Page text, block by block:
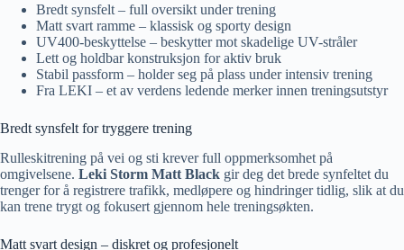
Bredt synsfelt – full oversikt under trening
Matt svart ramme – klassisk og sporty design
UV400-beskyttelse – beskytter mot skadelige UV-stråler
Lett og holdbar konstruksjon for aktiv bruk
Stabil passform – holder seg på plass under intensiv trening
Fra LEKI – et av verdens ledende merker innen treningsutstyr
Bredt synsfelt for tryggere trening
Rulleskitrening på vei og sti krever full oppmerksomhet på
omgivelsene. Leki Storm Matt Black gir deg det brede synfeltet du
trenger for å registrere trafikk, medløpere og hindringer tidlig, slik at du
kan trene trygt og fokusert gjennom hele treningsøkten.
Matt svart design – diskret og profesjonelt